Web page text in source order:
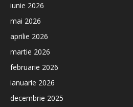
iunie 2026
mai 2026
aprilie 2026
martie 2026
februarie 2026
ianuarie 2026
decembrie 2025